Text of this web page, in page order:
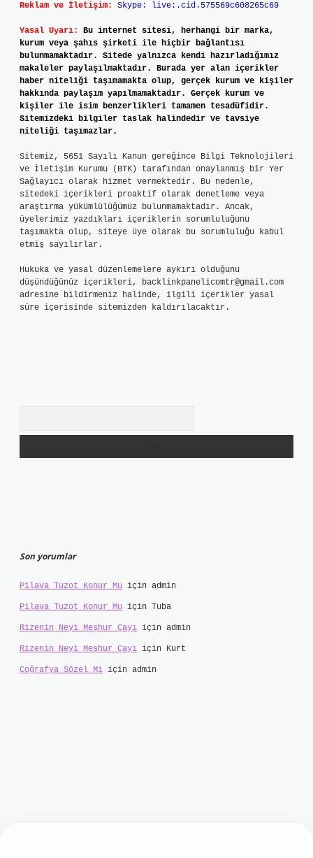
Reklam ve İletişim: Skype: live:.cid.575569c608265c69
Yasal Uyarı:
Bu internet sitesi, herhangi bir marka,
kurum veya şahıs şirketi ile hiçbir bağlantısı
bulunmamaktadır. Sitede yalnızca kendi hazırladığımız
makaleler paylaşılmaktadır. Burada yer alan içerikler
haber niteliği taşımamakta olup, gerçek kurum ve kişiler
hakkında paylaşım yapılmamaktadır. Gerçek kurum ve
kişiler ile isim benzerlikleri tamamen tesadüfidir.
Sitemizdeki bilgiler taslak halindedir ve tavsiye
niteliği taşımazlar.
Sitemiz, 5651 Sayılı Kanun gereğince Bilgi Teknolojileri
ve İletişim Kurumu (BTK) tarafından onaylanmış bir Yer
Sağlayıcı olarak hizmet vermektedir. Bu nedenle,
sitedeki içerikleri proaktif olarak denetleme veya
araştırma yükümlülüğümüz bulunmamaktadır. Ancak,
üyelerimiz yazdıkları içeriklerin sorumluluğunu
taşımakta olup, siteye üye olarak bu sorumluluğu kabul
etmiş sayılırlar.
Hukuka ve yasal düzenlemelere aykırı olduğunu
düşündüğünüz içerikleri, backlinkpanelicomtr@gmail.com
adresine bildirmeniz halinde, ilgili içerikler yasal
süre içerisinde sitemizden kaldırılacaktır.
Son yorumlar
Pilava Tuzot Konur Mu için admin
Pilava Tuzot Konur Mu için Tuba
Rizenin Neyi Meşhur Çayı için admin
Rizenin Neyi Meşhur Çayı için Kurt
Coğrafya Sözel Mi için admin